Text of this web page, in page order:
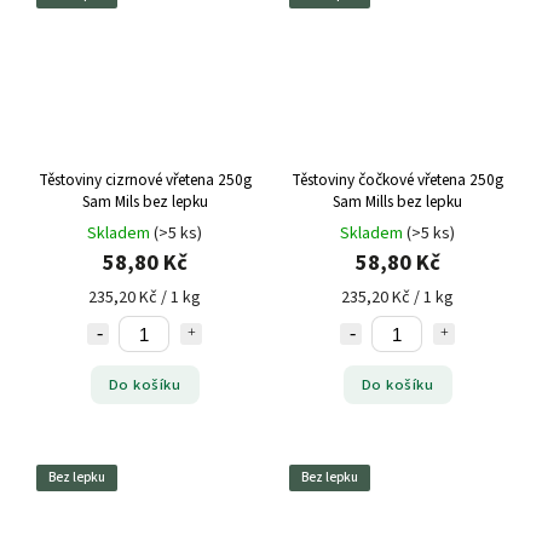
Těstoviny cizrnové vřetena 250g
Sam Mils bez lepku
Skladem (>5 ks)
58,80 Kč
235,20 Kč / 1 kg
Do košíku
Těstoviny čočkové vřetena 250g
Sam Mills bez lepku
Skladem (>5 ks)
58,80 Kč
235,20 Kč / 1 kg
Do košíku
Bez lepku Bez lepku